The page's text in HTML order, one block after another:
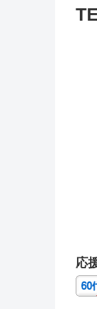
応